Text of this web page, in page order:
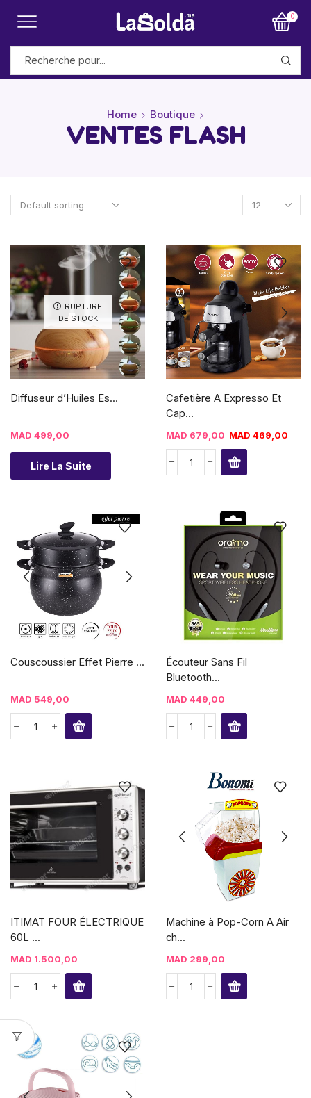
0
Home Boutique
VENTES FLASH
RUPTURE
DE STOCK
Diffuseur d’Huiles Es...
MAD 499,00
Lire La Suite
Cafetière A Expresso Et
Cap...
MAD679,00 MAD 469,00
Couscoussier Effet Pierre ...
MAD 549,00
Écouteur Sans Fil
Bluetooth...
MAD 449,00
ITIMAT FOUR ÉLECTRIQUE
60L ...
MAD 1.500,00
Machine à Pop-Corn A Air
ch...
MAD 299,00